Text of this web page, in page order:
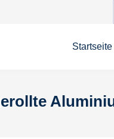
Startseite